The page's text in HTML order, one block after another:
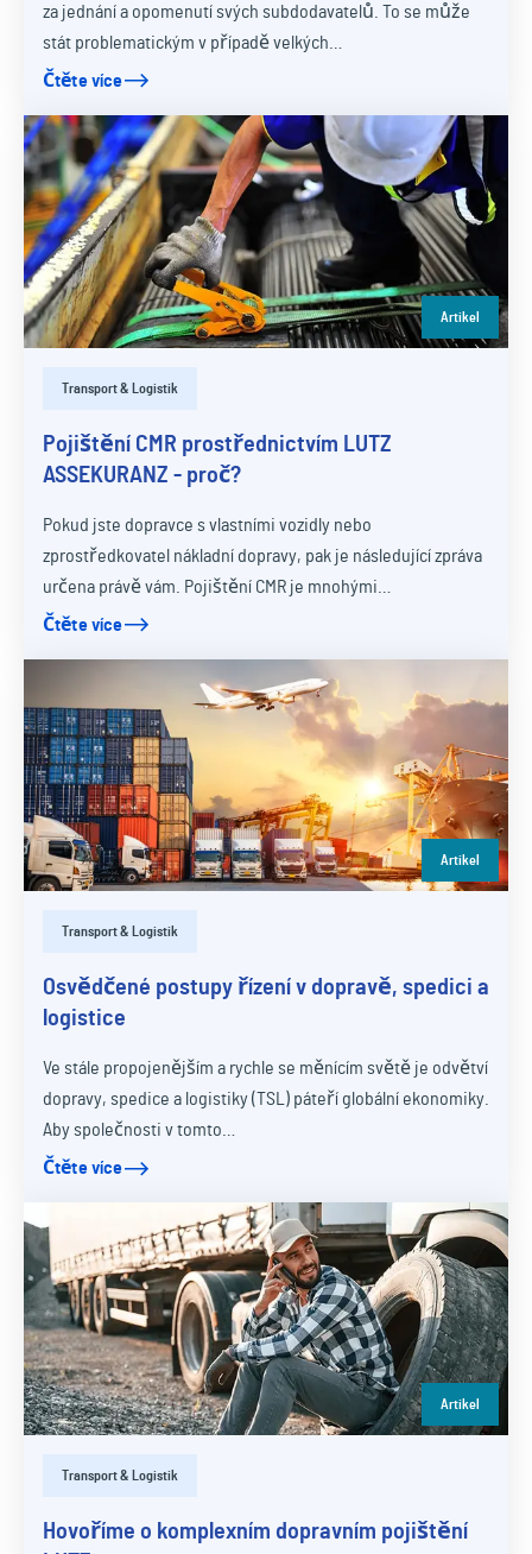
za jednání a opomenutí svých subdodavatelů. To se může
stát problematickým v případě velkých…
Čtěte více
Artikel
Transport & Logistik
Pojištění CMR prostřednictvím LUTZ
ASSEKURANZ - proč?
Pokud jste dopravce s vlastními vozidly nebo
zprostředkovatel nákladní dopravy, pak je následující zpráva
určena právě vám. Pojištění CMR je mnohými…
Čtěte více
Artikel
Transport & Logistik
Osvědčené postupy řízení v dopravě, spedici a
logistice
Ve stále propojenějším a rychle se měnícím světě je odvětví
dopravy, spedice a logistiky (TSL) páteří globální ekonomiky.
Aby společnosti v tomto…
Čtěte více
Artikel
Transport & Logistik
Hovoříme o komplexním dopravním pojištění